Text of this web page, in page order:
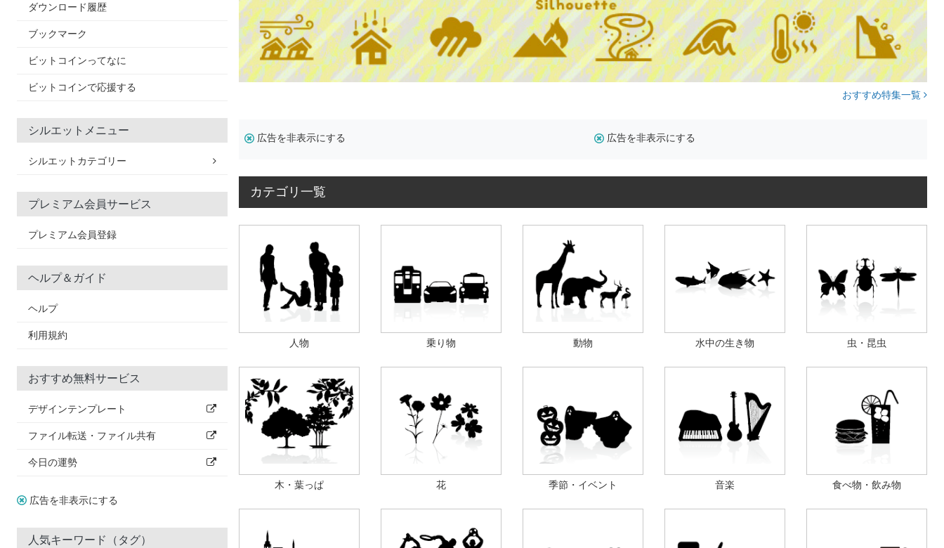
ダウンロード履歴
ブックマーク
ビットコインってなに
ビットコインで応援する
シルエットメニュー
シルエットカテゴリー
プレミアム会員サービス
プレミアム会員登録
ヘルプ＆ガイド
ヘルプ
利用規約
おすすめ無料サービス
デザインテンプレート
ファイル転送・ファイル共有
今日の運勢
広告を非表示にする
人気キーワード（タグ）
おすすめ特集一覧
広告を非表示にする 広告を非表示にする
カテゴリ一覧
人物 乗り物 動物 水中の生き物 虫・昆虫
木・葉っぱ 花 季節・イベント 音楽 食べ物・飲み物